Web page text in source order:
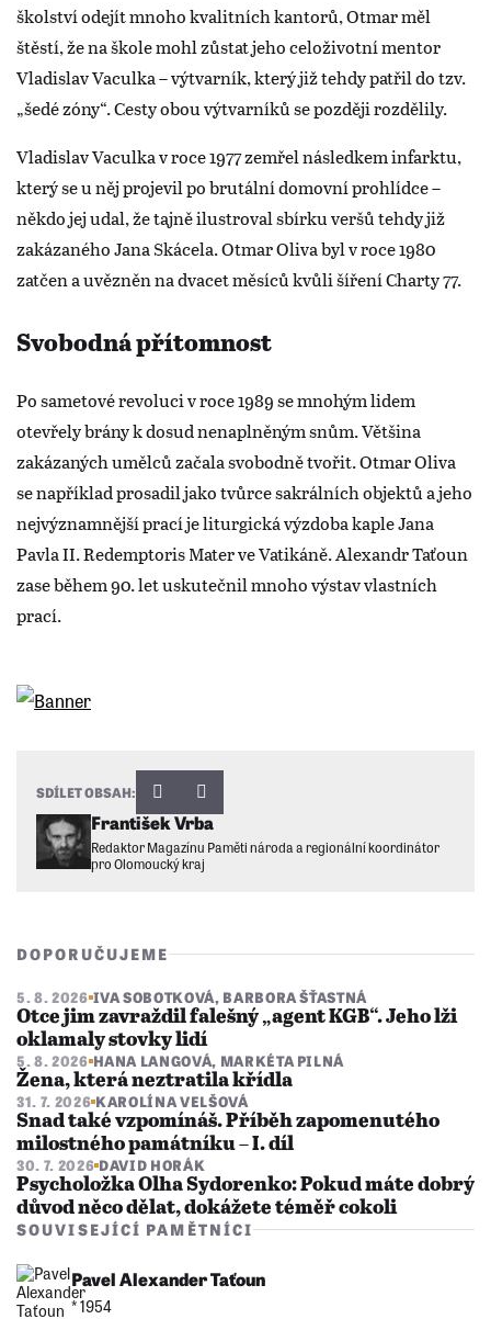
školství odejít mnoho kvalitních kantorů, Otmar měl
štěstí, že na škole mohl zůstat jeho celoživotní mentor
Vladislav Vaculka – výtvarník, který již tehdy patřil do tzv.
„šedé zóny“. Cesty obou výtvarníků se později rozdělily.
Vladislav Vaculka v roce 1977 zemřel následkem infarktu,
který se u něj projevil po brutální domovní prohlídce –
někdo jej udal, že tajně ilustroval sbírku veršů tehdy již
zakázaného Jana Skácela. Otmar Oliva byl v roce 1980
zatčen a uvězněn na dvacet měsíců kvůli šíření Charty 77.
Svobodná přítomnost
Po sametové revoluci v roce 1989 se mnohým lidem
otevřely brány k dosud nenaplněným snům. Většina
zakázaných umělců začala svobodně tvořit. Otmar Oliva
se například prosadil jako tvůrce sakrálních objektů a jeho
nejvýznamnější prací je liturgická výzdoba kaple Jana
Pavla II. Redemptoris Mater ve Vatikáně. Alexandr Taťoun
zase během 90. let uskutečnil mnoho výstav vlastních
prací.
František Vrba
Redaktor Magazínu Paměti národa a regionální koordinátor
pro Olomoucký kraj
SDÍLET OBSAH:
DOPORUČUJEME
5. 8. 2026 IVA SOBOTKOVÁ, BARBORA ŠŤASTNÁ
Otce jim zavraždil falešný „agent KGB“. Jeho lži
oklamaly stovky lidí
5. 8. 2026 HANA LANGOVÁ, MARKÉTA PILNÁ
Žena, která neztratila křídla
31. 7. 2026 KAROLÍNA VELŠOVÁ
Snad také vzpomínáš. Příběh zapomenutého
milostného památníku – I. díl
30. 7. 2026 DAVID HORÁK
Psycholožka Olha Sydorenko: Pokud máte dobrý
důvod něco dělat, dokážete téměř cokoli
SOUVISEJÍCÍ PAMĚTNÍCI
Pavel Alexander Taťoun
* 1954